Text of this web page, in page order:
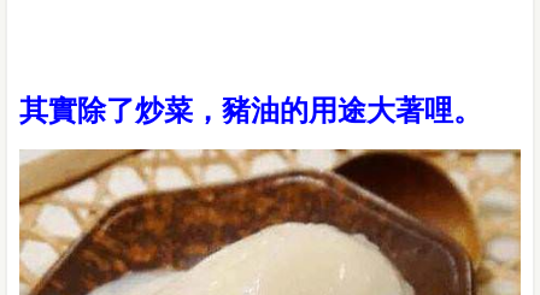
其實除了炒菜，豬油的用途大著哩。